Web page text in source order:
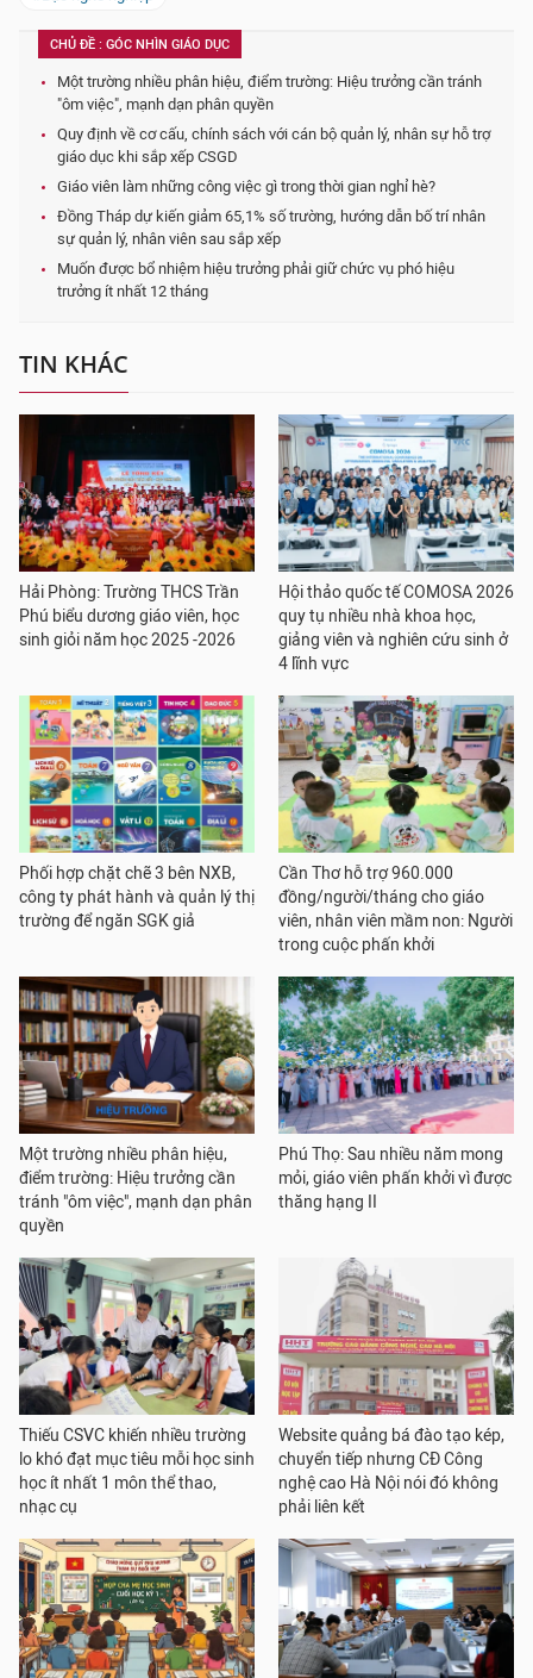
CHỦ ĐỀ : GÓC NHÌN GIÁO DỤC
Một trường nhiều phân hiệu, điểm trường: Hiệu trưởng cần tránh
"ôm việc", mạnh dạn phân quyền
Quy định về cơ cấu, chính sách với cán bộ quản lý, nhân sự hỗ trợ
giáo dục khi sắp xếp CSGD
Giáo viên làm những công việc gì trong thời gian nghỉ hè?
Đồng Tháp dự kiến giảm 65,1% số trường, hướng dẫn bố trí nhân
sự quản lý, nhân viên sau sắp xếp
Muốn được bổ nhiệm hiệu trưởng phải giữ chức vụ phó hiệu
trưởng ít nhất 12 tháng
TIN KHÁC
Hải Phòng: Trường THCS Trần
Phú biểu dương giáo viên, học
sinh giỏi năm học 2025 -2026
Hội thảo quốc tế COMOSA 2026
quy tụ nhiều nhà khoa học,
giảng viên và nghiên cứu sinh ở
4 lĩnh vực
Phối hợp chặt chẽ 3 bên NXB,
công ty phát hành và quản lý thị
trường để ngăn SGK giả
Cần Thơ hỗ trợ 960.000
đồng/người/tháng cho giáo
viên, nhân viên mầm non: Người
trong cuộc phấn khởi
Một trường nhiều phân hiệu,
điểm trường: Hiệu trưởng cần
tránh "ôm việc", mạnh dạn phân
quyền
Phú Thọ: Sau nhiều năm mong
mỏi, giáo viên phấn khởi vì được
thăng hạng II
Thiếu CSVC khiến nhiều trường
lo khó đạt mục tiêu mỗi học sinh
học ít nhất 1 môn thể thao,
nhạc cụ
Website quảng bá đào tạo kép,
chuyển tiếp nhưng CĐ Công
nghệ cao Hà Nội nói đó không
phải liên kết